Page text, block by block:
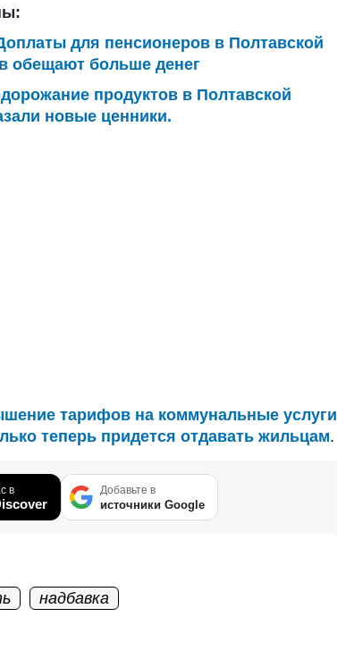
для пенсионеров в Полтавской
обещают больше денег
продуктов в Полтавской
новые ценники.
тарифов на коммунальные услуги
теперь придется отдавать жильцам.
в Добавьте в
источники Google
надбавка